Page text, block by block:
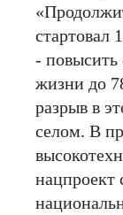
стартовал
-
жизни до
разрыв в
селом. В
нацпроект